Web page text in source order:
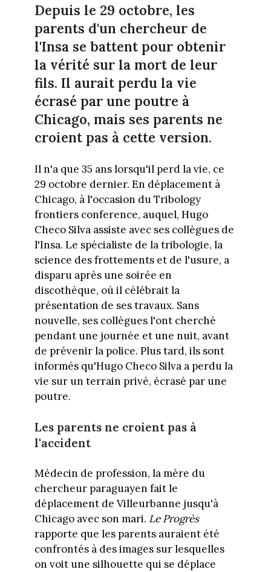
Depuis le 29 octobre, les
parents d'un chercheur de
l'Insa se battent pour obtenir
la vérité sur la mort de leur
fils. Il aurait perdu la vie
écrasé par une poutre à
Chicago, mais ses parents ne
croient pas à cette version.
Il n'a que 35 ans lorsqu'il perd la vie, ce
29 octobre dernier. En déplacement à
Chicago, à l'occasion du Tribology
frontiers conference, auquel, Hugo
Checo Silva assiste avec ses collègues de
l'Insa. Le spécialiste de la tribologie, la
science des frottements et de l'usure, a
disparu après une soirée en
discothèque, où il célébrait la
présentation de ses travaux. Sans
nouvelle, ses collègues l'ont cherché
pendant une journée et une nuit, avant
de prévenir la police. Plus tard, ils sont
informés qu'Hugo Checo Silva a perdu la
vie sur un terrain privé, écrasé par une
poutre.
Les parents ne croient pas à
l'accident
Médecin de profession, la mère du
chercheur paraguayen fait le
déplacement de Villeurbanne jusqu'à
Chicago avec son mari. Le Progrès
rapporte que les parents auraient été
confrontés à des images sur lesquelles
on voit une silhouette qui se déplace